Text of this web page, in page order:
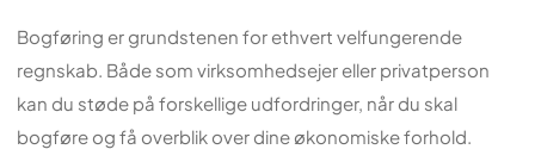
Bogføring er grundstenen for ethvert velfungerende
regnskab. Både som virksomhedsejer eller privatperson
kan du støde på forskellige udfordringer, når du skal
bogføre og få overblik over dine økonomiske forhold.